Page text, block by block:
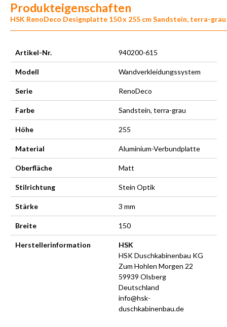
Produkteigenschaften
HSK RenoDeco Designplatte 150 x 255 cm Sandstein, terra-grau
Artikel-Nr. 940200-615
Modell Wandverkleidungssystem
Serie RenoDeco
Farbe Sandstein, terra-grau
Höhe 255
Material Aluminium-Verbundplatte
Oberfläche Matt
Stilrichtung Stein Optik
Stärke 3 mm
Breite 150
Herstellerinformation
HSK
HSK Duschkabinenbau KG
Zum Hohlen Morgen 22
59939 Olsberg
Deutschland
info@hsk-
duschkabinenbau.de